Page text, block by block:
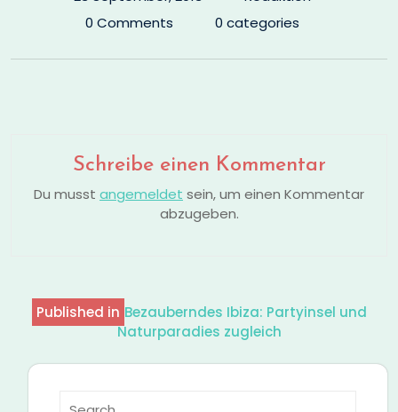
0 Comments
0 categories
Schreibe einen Kommentar
Du musst angemeldet sein, um einen Kommentar
abzugeben.
Beitragsnavigation
Published in Bezauberndes Ibiza: Partyinsel und
Naturparadies zugleich